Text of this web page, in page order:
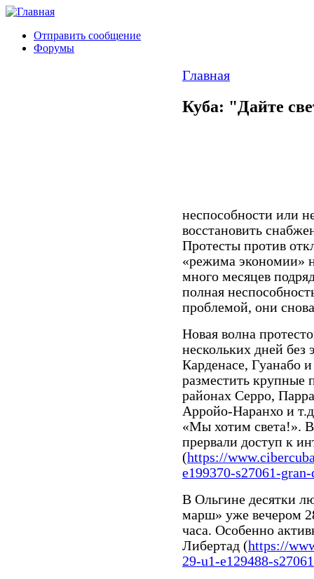
Отправить сообщение
Форумы
Главная
Куба: "Дайте
неспособности или
восстановить
Протесты против
«режима экономии»
много месяцев
полная
проблемой, они
Новая волна
нескольких дней без
Карденасе, Гуанабо
разместить крупные
районах Серро,
Арройо-Наранхо и
«Мы хотим света!». В
прервали доступ к
(https://
e199370-s27061-gran-
В Ольгине десятки
марш» уже вечером
часа. Особенно
Либертад (https://
29-u1-e129488-